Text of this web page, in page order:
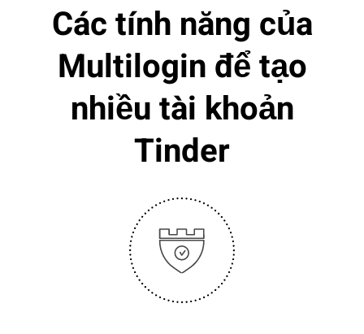
Các tính năng của
Multilogin để tạo
nhiều tài khoản
Tinder